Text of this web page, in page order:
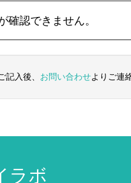
認できません。
入後、 お問い合わせよりご連
ラボ